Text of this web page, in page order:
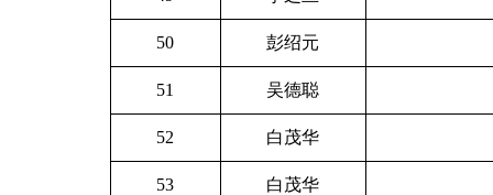
50 彭绍元
51 吴德聪
52 白茂华
53 白茂华